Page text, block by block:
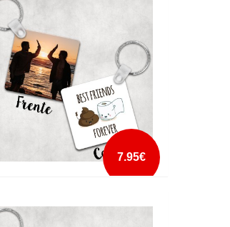
add à lista
7.95€
HIGIÉNICO